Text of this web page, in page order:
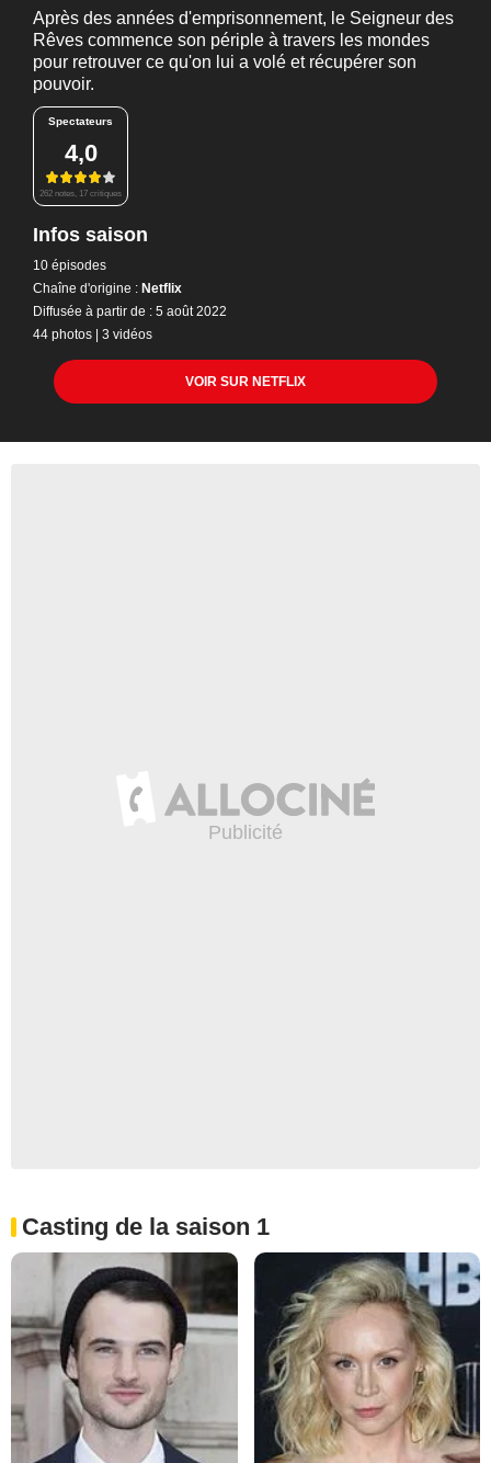
Après des années d'emprisonnement, le Seigneur des
Rêves commence son périple à travers les mondes
pour retrouver ce qu'on lui a volé et récupérer son
pouvoir.
Spectateurs
4,0
262 notes, 17 critiques
Infos saison
10 épisodes
Chaîne d'origine : Netflix
Diffusée à partir de : 5 août 2022
44 photos | 3 vidéos
VOIR SUR NETFLIX
Casting de la saison 1